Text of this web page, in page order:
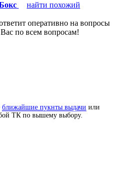
найти похожий
оперативно на вопросы
по всем вопросам!
ближайшие пукнты выдачи или
ТК по вышему выбору.